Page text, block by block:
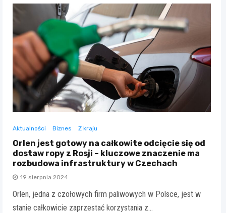
Aktualności Biznes Z kraju
Orlen jest gotowy na całkowite odcięcie się od
dostaw ropy z Rosji – kluczowe znaczenie ma
rozbudowa infrastruktury w Czechach
19 sierpnia 2024
Orlen, jedna z czołowych firm paliwowych w Polsce, jest w
stanie całkowicie zaprzestać korzystania z…